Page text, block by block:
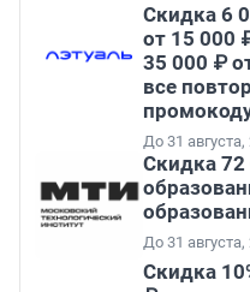
Скидка 6
от 15 000
35 000 ₽
все
До 31 августа,
Скидка
До 31 августа,
Скидка